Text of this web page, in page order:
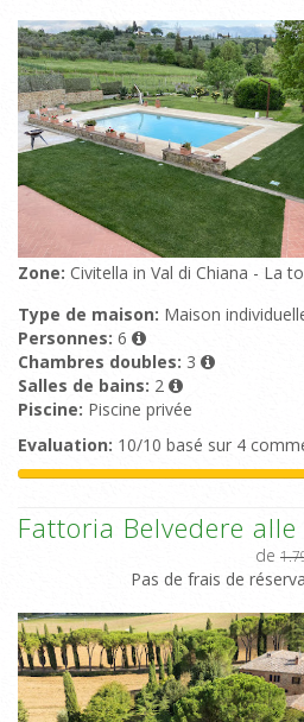
Zone: Civitella in Val di Chiana - La
Type de maison: Maison
Personnes: 6
Chambres doubles: 3
Salles de bains: 2
Piscine: Piscine privée
Evaluation: 10/10 basé sur 4
Fattoria Belvedere alle
de
Pas de frais de